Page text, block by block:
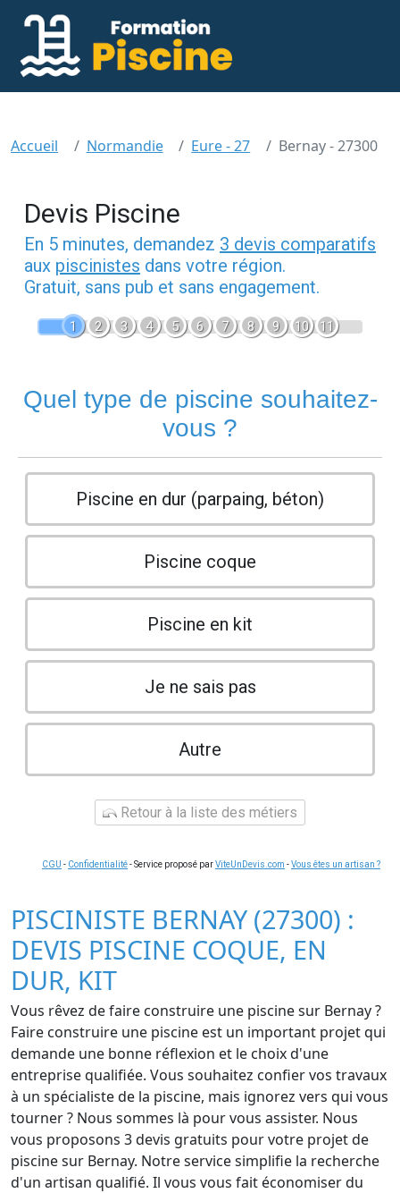
Accueil Normandie Eure - 27 Bernay - 27300
Devis Piscine
En 5 minutes, demandez 3 devis comparatifs
aux piscinistes dans votre région.
Gratuit, sans pub et sans engagement.
1 2 3 4 5 6 7 8 9 10 11
Quel type de piscine souhaitez-
vous ?
Piscine en dur (parpaing, béton)
Piscine coque
Piscine en kit
Je ne sais pas
Autre
Retour à la liste des métiers
CGU - Confidentialité- Service proposé parViteUnDevis.com -Vous êtes un artisan ?
PISCINISTE BERNAY (27300) :
DEVIS PISCINE COQUE, EN
DUR, KIT
Vous rêvez de faire construire une piscine sur Bernay ?
Faire construire une piscine est un important projet qui
demande une bonne réflexion et le choix d'une
entreprise qualifiée. Vous souhaitez confier vos travaux
à un spécialiste de la piscine, mais ignorez vers qui vous
tourner ? Nous sommes là pour vous assister. Nous
vous proposons 3 devis gratuits pour votre projet de
piscine sur Bernay. Notre service simplifie la recherche
d'un artisan qualifié. Il vous vous fait économiser du